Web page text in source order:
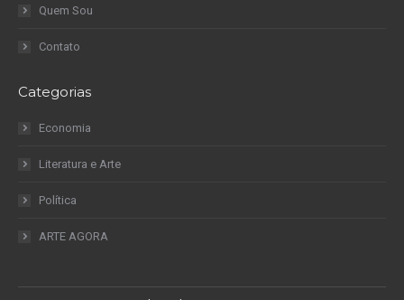
Quem Sou
Contato
Categorias
Economia
Literatura e Arte
Política
ARTE AGORA